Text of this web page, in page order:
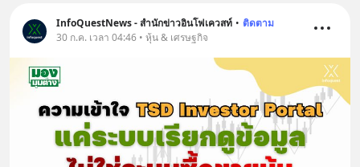
InfoQuestNews - สำนักข่าวอินโฟเควสท์ • ติดตาม
30 ก.ค. เวลา 04:46 • หุ้น & เศรษฐกิจ